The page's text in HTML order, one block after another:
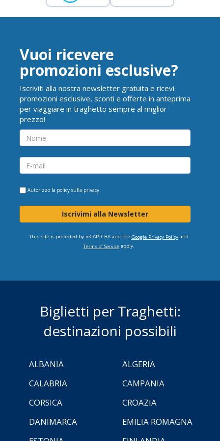
Vuoi ricevere
promozioni esclusive?
Iscriviti alla nostra newsletter gratuita e ricevi
promozioni esclusive, sconti e offerte in anteprima
per viaggiare in traghetto sempre al miglior
prezzo!
Autorizzo la policy sulla privacy
Iscrivimi alla Newsletter
This site is protected by reCAPTCHA and the Google Privacy Policyand
Terms of Serviceapply.
Biglietti per Traghetti:
destinazioni possibili
ALBANIA
ALGERIA
CALABRIA
CAMPANIA
CORSICA
CROAZIA
DANIMARCA
EMILIA ROMAGNA